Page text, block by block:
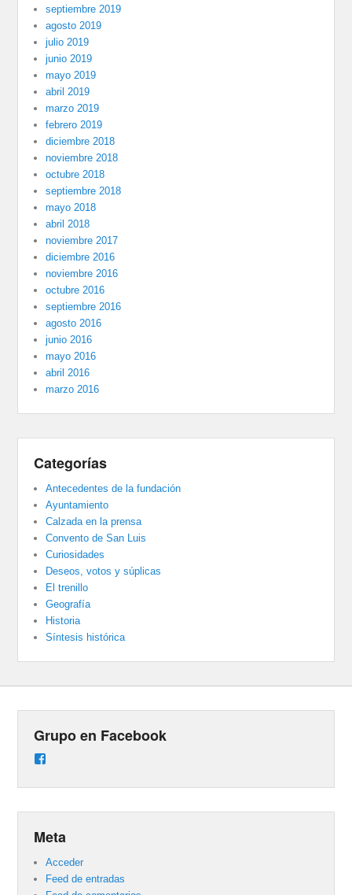
septiembre 2019
agosto 2019
julio 2019
junio 2019
mayo 2019
abril 2019
marzo 2019
febrero 2019
diciembre 2018
noviembre 2018
octubre 2018
septiembre 2018
mayo 2018
abril 2018
noviembre 2017
diciembre 2016
noviembre 2016
octubre 2016
septiembre 2016
agosto 2016
junio 2016
mayo 2016
abril 2016
marzo 2016
Categorías
Antecedentes de la fundación
Ayuntamiento
Calzada en la prensa
Convento de San Luis
Curiosidades
Deseos, votos y súplicas
El trenillo
Geografía
Historia
Síntesis histórica
Grupo en Facebook
Meta
Acceder
Feed de entradas